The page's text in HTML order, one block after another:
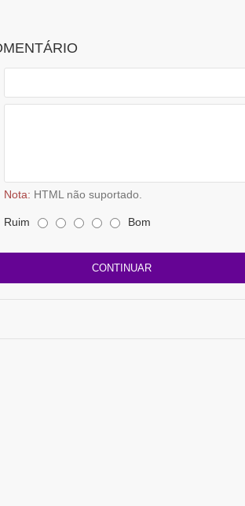
Nota: HTML não suportado.
Ruim Bom
CONTINUAR